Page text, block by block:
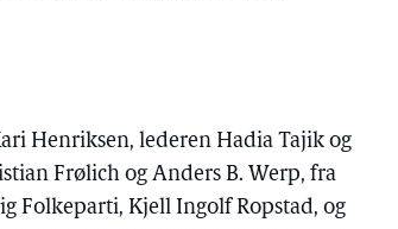
Henriksen, lederen Hadia Tajik og
Frølich og Anders B. Werp, fra
Folkeparti, Kjell Ingolf Ropstad, og